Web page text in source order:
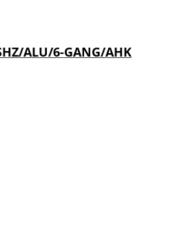
ALU/6-GANG/AHK